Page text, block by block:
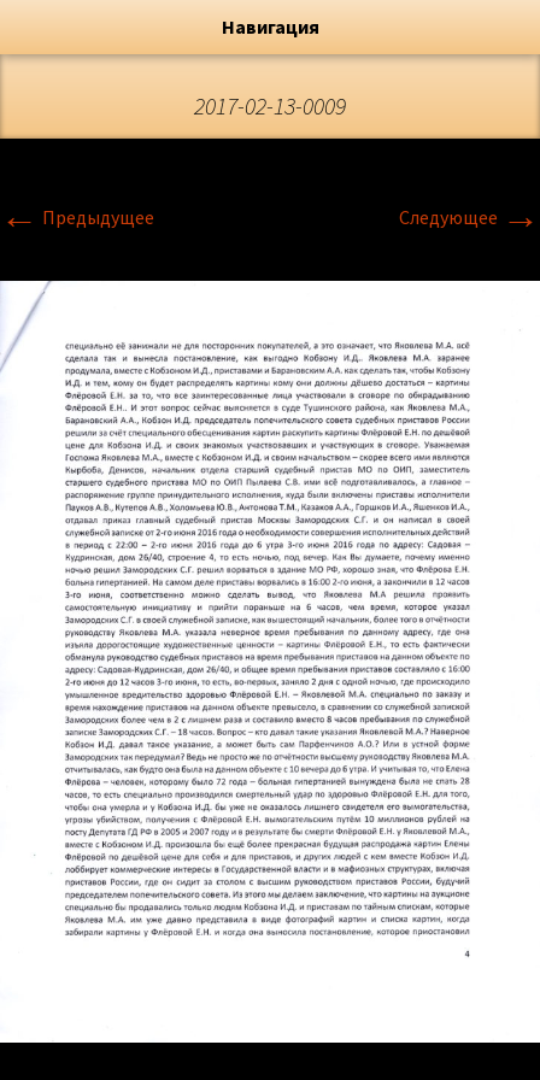
Флёрова Елена Николаевна
Художник, Официальный сайт
Навигация
2017-02-13-0009
← Предыдущее Следующее →